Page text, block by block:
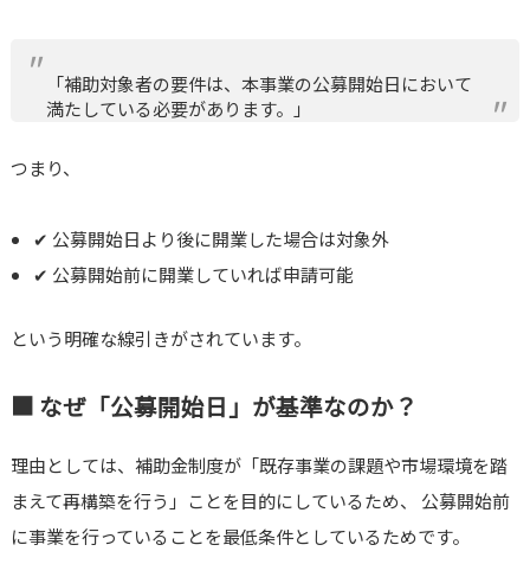
「補助対象者の要件は、本事業の公募開始日において
満たしている必要があります。」
つまり、
✔ 公募開始日より後に開業した場合は対象外
✔ 公募開始前に開業していれば申請可能
という明確な線引きがされています。
■ なぜ「公募開始日」が基準なのか？
理由としては、補助金制度が「既存事業の課題や市場環境を踏
まえて再構築を行う」ことを目的にしているため、 公募開始前
に事業を行っていることを最低条件としているためです。